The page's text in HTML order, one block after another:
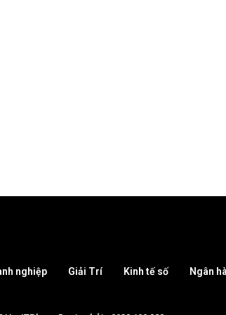
nghiệp Giải Trí Kinh tế số Ngân